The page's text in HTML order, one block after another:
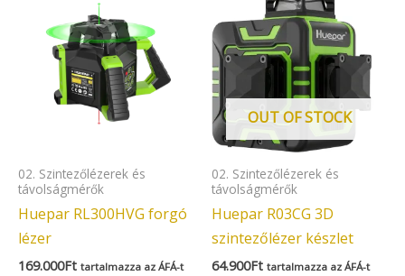
02. Szintezőlézerek és
távolságmérők
Huepar RL300HVG forgó
lézer
169.000Ft tartalmazza az ÁFÁ-t
OUT OF STOCK
02. Szintezőlézerek és
távolságmérők
Huepar R03CG 3D
szintezőlézer készlet
64.900Ft tartalmazza az ÁFÁ-t